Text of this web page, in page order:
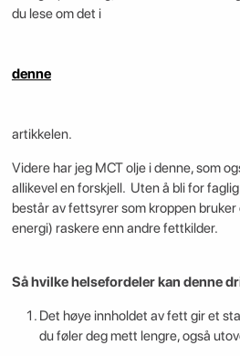
du lese om det i
denne
artikkelen.
Videre har jeg MCT olje i denne, som
allikevel en forskjell. Uten å bli for
består av fettsyrer som kroppen
energi) raskere enn andre fettkilder.
Så hvilke helsefordeler kan denne
Det høye innholdet av fett gir et
du føler deg mett lengre, også